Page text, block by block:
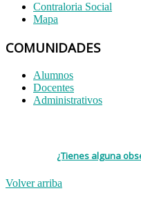
Contraloria Social
Mapa
COMUNIDADES
Alumnos
Docentes
Administrativos
¿Tienes alguna
Volver arriba